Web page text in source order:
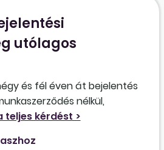
utólagos
és fél éven át bejelentés
nélkül,
nyugdíjas cégvezetőjét,
munkaidőben látta el
ellenőrzés során a